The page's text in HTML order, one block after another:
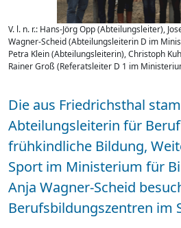
Die aus Friedrichsthal
Abteilungsleiterin für
frühkindliche Bildung,
Sport im Ministerium für
Anja Wagner-Scheid
Berufsbildungszentren im
V. l. n. r.: Hans-Jörg Opp (Abteilungsleiter),
Wagner-Scheid (Abteilungsleiterin D im
Petra Klein (Abteilungsleiterin), Christoph
Rainer Groß (Referatsleiter D 1 im